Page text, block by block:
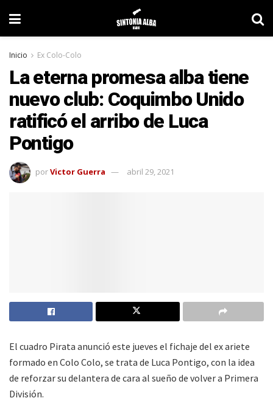
Inicio Ex Colo-Colo
La eterna promesa alba tiene
nuevo club: Coquimbo Unido
ratificó el arribo de Luca
Pontigo
porVictor Guerra abril 29, 2021
El cuadro Pirata anunció este jueves el fichaje del ex ariete
formado en Colo Colo, se trata de Luca Pontigo, con la idea
de reforzar su delantera de cara al sueño de volver a Primera
División.